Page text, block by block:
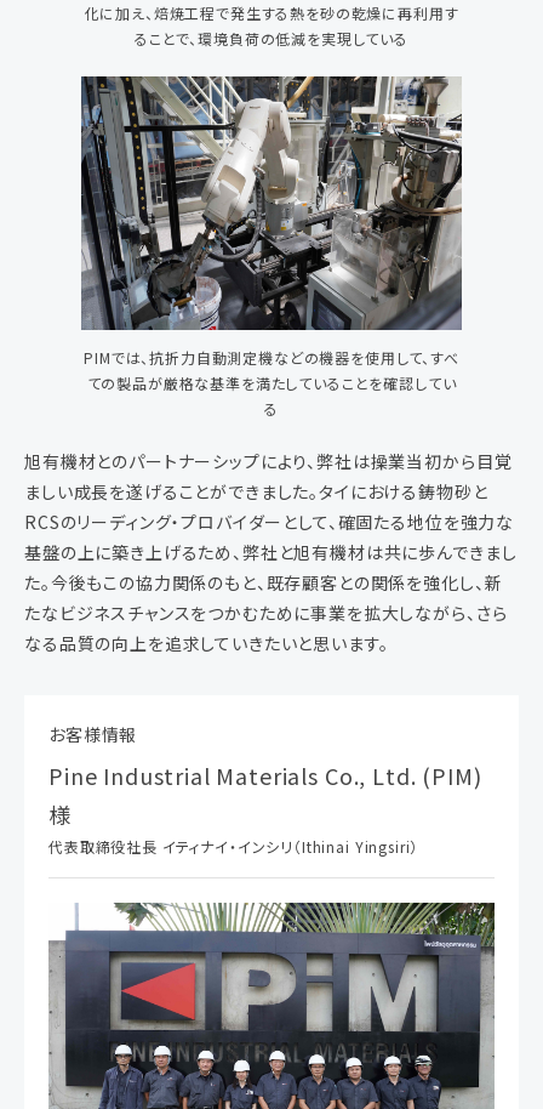
化に加え、焙焼工程で発生する熱を砂の乾燥に再利用す
ることで、環境負荷の低減を実現している
PIMでは、抗折力自動測定機などの機器を使用して、すべ
ての製品が厳格な基準を満たしていることを確認してい
る
旭有機材とのパートナーシップにより、弊社は操業当初から目覚
ましい成長を遂げることができました。タイにおける鋳物砂と
RCSのリーディング・プロバイダーとして、確固たる地位を強力な
基盤の上に築き上げるため、弊社と旭有機材は共に歩んできまし
た。今後もこの協力関係のもと、既存顧客との関係を強化し、新
たなビジネスチャンスをつかむために事業を拡大しながら、さら
なる品質の向上を追求していきたいと思います。
お客様情報
Pine Industrial Materials Co., Ltd. (PIM)
様
代表取締役社長 イティナイ・インシリ（Ithinai Yingsiri）